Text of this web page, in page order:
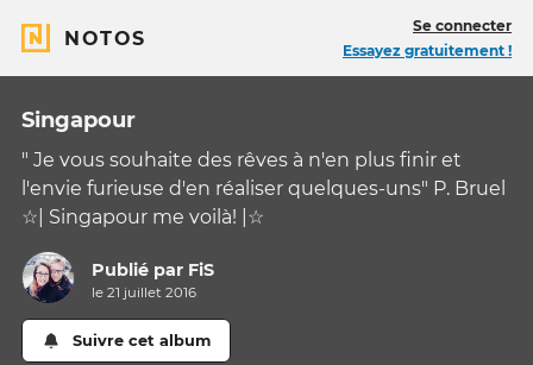
NOTOS
Se connecter
Essayez gratuitement !
Singapour
" Je vous souhaite des rêves à n'en plus finir et
l'envie furieuse d'en réaliser quelques-uns" P. Bruel
☆| Singapour me voilà! |☆
Publié par FiS
le 21 juillet 2016
Suivre cet album